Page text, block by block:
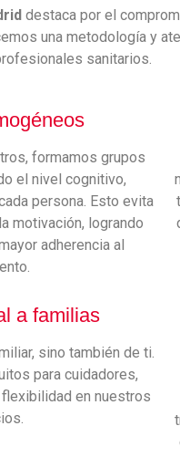
destaca por el
una metodología y
sanitarios.
formamos grupos
el nivel cognitivo,
persona. Esto evita
motivación, logrando
adherencia al
a familias
sino también de ti.
para cuidadores,
en nuestros